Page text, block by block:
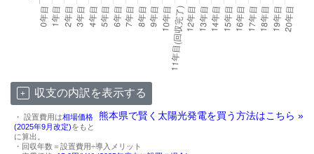
収支の内訳を表示する
熊本県で賢く太陽光発電を買う方法はこちら »
・ 設置費用は相場価格
(2025年9月改定)をもと
に算出。
・回収年数＝設置費用÷導入メリット